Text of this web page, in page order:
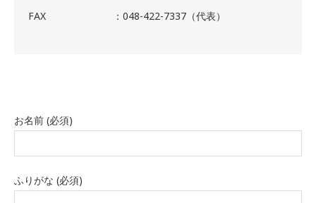
FAX
：048-422-7337（代表）
お名前 (必須)
ふりがな (必須)